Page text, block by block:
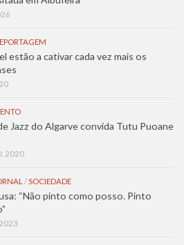
estão a cativar cada vez mais os
Jazz do Algarve convida Tutu Puoane
2020
/SOCIEDADE
“Não pinto como posso. Pinto